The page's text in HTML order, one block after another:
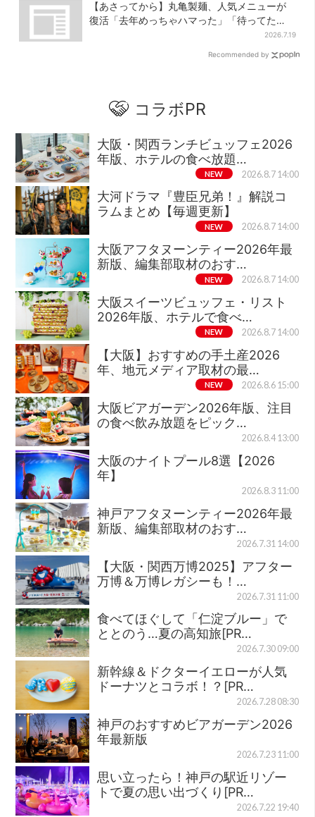
【あさってから】丸亀製麺、人気メニューが
復活「去年めっちゃハマった」「待ってた
2026.7.19
Recommended by
コラボPR
大阪・関西ランチビュッフェ2026
年版、ホテルの食べ放題…
NEW 2026.8.7 14:00
大河ドラマ『豊臣兄弟！』解説コ
ラムまとめ【毎週更新】
NEW 2026.8.7 14:00
大阪アフタヌーンティー2026年最
新版、編集部取材のおす…
NEW 2026.8.7 14:00
大阪スイーツビュッフェ・リスト
2026年版、ホテルで食べ…
NEW 2026.8.7 14:00
【大阪】おすすめの手土産2026
年、地元メディア取材の最…
NEW 2026.8.6 15:00
大阪ビアガーデン2026年版、注目
の食べ飲み放題をピック…
2026.8.4 13:00
大阪のナイトプール8選【2026
年】
2026.8.3 11:00
神戸アフタヌーンティー2026年最
新版、編集部取材のおす…
2026.7.31 14:00
【大阪・関西万博2025】アフター
万博＆万博レガシーも！…
2026.7.31 11:00
食べてほぐして「仁淀ブルー」で
ととのう…夏の高知旅[PR…
2026.7.30 09:00
新幹線＆ドクターイエローが人気
ドーナツとコラボ！？[PR…
2026.7.28 08:30
神戸のおすすめビアガーデン2026
年最新版
2026.7.23 11:00
思い立ったら！神戸の駅近リゾー
トで夏の思い出づくり[PR…
2026.7.22 19:40